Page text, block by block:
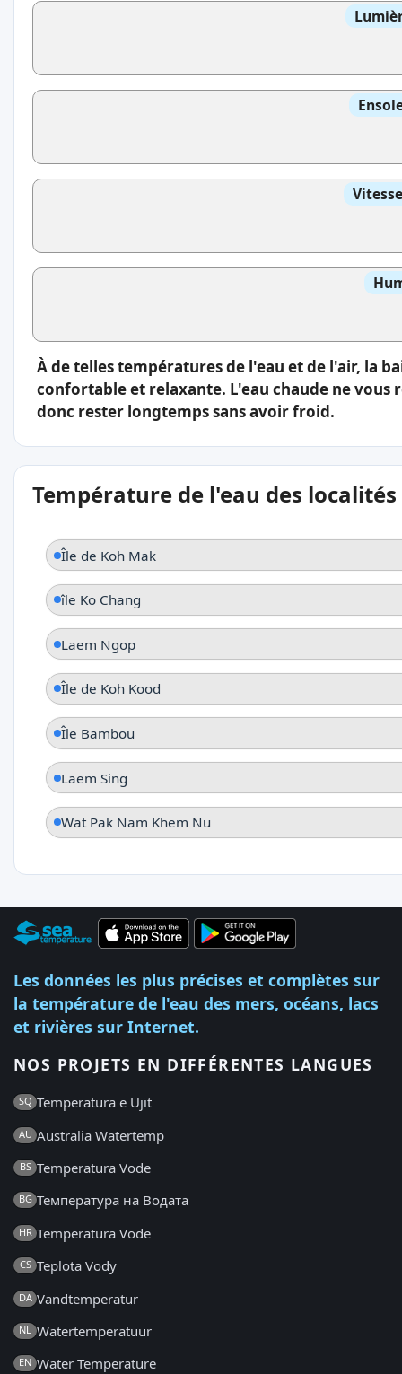
À de telles températures de l'eau et de l'air, la
confortable et relaxante. L'eau chaude ne vous
donc rester longtemps sans avoir froid.
Température de l'eau des
Île de Koh Mak
île Ko Chang
Laem Ngop
Île de Koh Kood
Île Bambou
Laem Sing
Wat Pak Nam Khem Nu
Les données les plus précises et complètes sur
la température de l'eau des mers, océans, lacs
et rivières sur Internet.
NOS PROJETS EN DIFFÉRENTES LANGUES
SQ Temperatura e Ujit
AU Australia Watertemp
BS Temperatura Vode
BG Температура на Водата
HR Temperatura Vode
CS Teplota Vody
DA Vandtemperatur
NL Watertemperatuur
EN Water Temperature